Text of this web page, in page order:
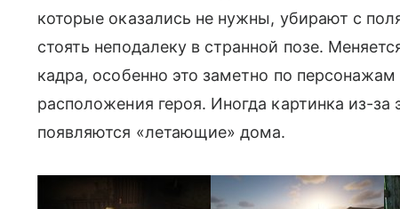
которые оказались не нужны, убирают с
стоять неподалеку в странной позе.
кадра, особенно это заметно по
расположения героя. Иногда картинка из-
появляются «летающие» дома.